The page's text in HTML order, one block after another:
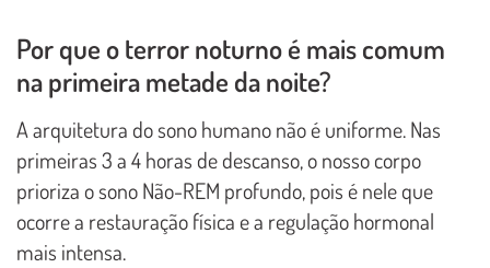
Por que o terror noturno é mais comum
na primeira metade da noite?
A arquitetura do sono humano não é uniforme. Nas
primeiras 3 a 4 horas de descanso, o nosso corpo
prioriza o sono Não-REM profundo, pois é nele que
ocorre a restauração física e a regulação hormonal
mais intensa.